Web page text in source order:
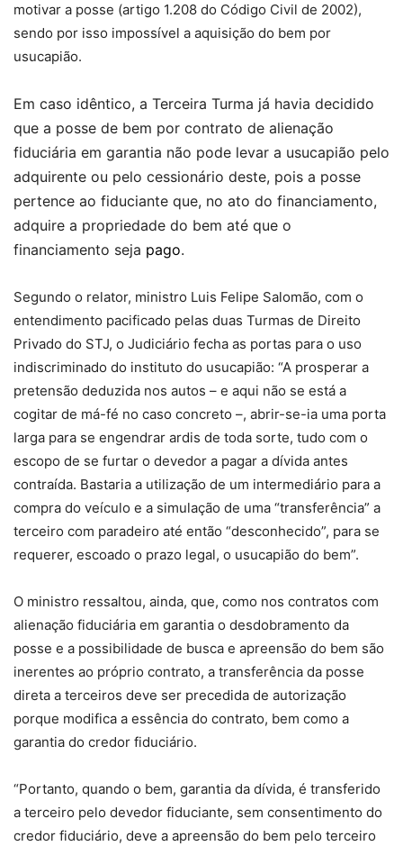
motivar a posse (artigo 1.208 do Código Civil de 2002),
sendo por isso impossível a aquisição do bem por
usucapião.
Em caso idêntico, a Terceira Turma já havia decidido
que a posse de bem por contrato de alienação
fiduciária em garantia não pode levar a usucapião pelo
adquirente ou pelo cessionário deste, pois a posse
pertence ao fiduciante que, no ato do financiamento,
adquire a propriedade do bem até que o
financiamento seja pago.
Segundo o relator, ministro Luis Felipe Salomão, com o
entendimento pacificado pelas duas Turmas de Direito
Privado do STJ, o Judiciário fecha as portas para o uso
indiscriminado do instituto do usucapião: “A prosperar a
pretensão deduzida nos autos – e aqui não se está a
cogitar de má-fé no caso concreto –, abrir-se-ia uma porta
larga para se engendrar ardis de toda sorte, tudo com o
escopo de se furtar o devedor a pagar a dívida antes
contraída. Bastaria a utilização de um intermediário para a
compra do veículo e a simulação de uma “transferência” a
terceiro com paradeiro até então “desconhecido”, para se
requerer, escoado o prazo legal, o usucapião do bem”.
O ministro ressaltou, ainda, que, como nos contratos com
alienação fiduciária em garantia o desdobramento da
posse e a possibilidade de busca e apreensão do bem são
inerentes ao próprio contrato, a transferência da posse
direta a terceiros deve ser precedida de autorização
porque modifica a essência do contrato, bem como a
garantia do credor fiduciário.
“Portanto, quando o bem, garantia da dívida, é transferido
a terceiro pelo devedor fiduciante, sem consentimento do
credor fiduciário, deve a apreensão do bem pelo terceiro